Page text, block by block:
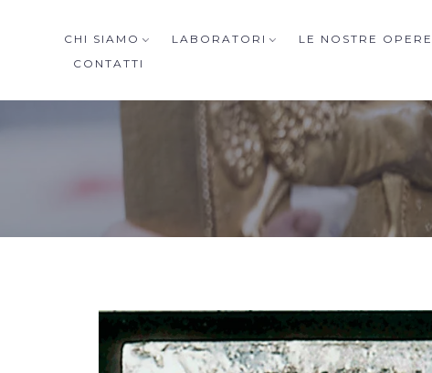
CHI SIAMO LABORATORI
LE NOSTRE OPERE
CONTATTI